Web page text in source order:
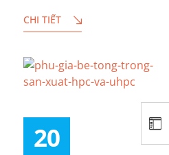
trình xây dựng. Bài viết
khái…
CHI TIẾT
20